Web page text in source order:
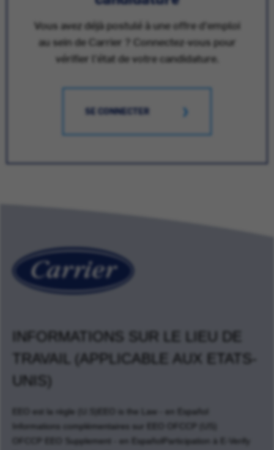
Vous avez déjà postulé à une offre d'emploi
au sein de Carrier ? Connectez-vous pour
vérifier l'état de votre candidature.
SE CONNECTER
INFORMATIONS SUR LE LIEU DE
TRAVAIL (APPLICABLE AUX ETATS-
UNIS)
EEO est la règle (U.S)
EEO is the Law - en Español
Informations complémentaires sur EEO OFCCP (US)
OFCCP EEO Supplement - en Español
Participation à E-Verify